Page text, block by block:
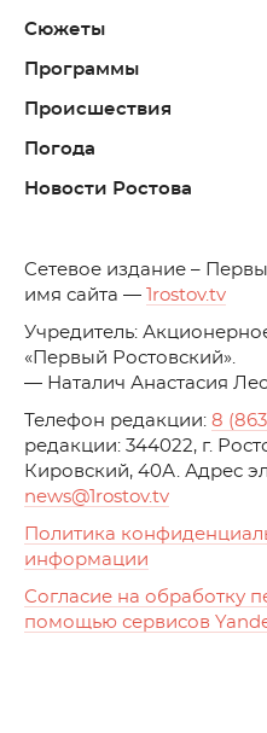
Сюжеты
Программы
Происшествия
Погода
Новости Ростова
Cетевое издание –
имя сайта —
1rostov.tv
Учредитель:
«Первый
— Наталич Анастасия
Телефон редакции: 8
редакции: 344022, г.
Кировский, 40А. Адрес
news@1rostov.tv
Политика
информации
Согласие на обработку
помощью сервисов